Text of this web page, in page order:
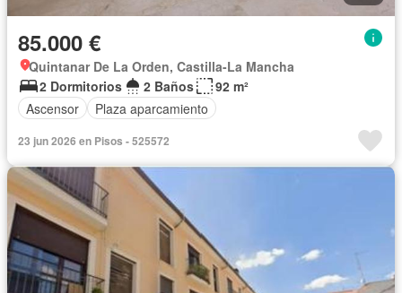
85.000 €
Quintanar De La Orden, Castilla-La Mancha
2 Dormitorios
2 Baños
92 m²
Ascensor
Plaza aparcamiento
23 jun 2026 en Pisos - 525572